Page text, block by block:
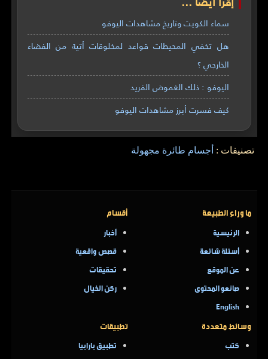
سماء الكويت وتاريخ مشاهدات اليوفو
هل تخفي المحيطات قواعد لمخلوقات أتية من الفضاء
الخارجي ؟
اليوفو : ذلك الغموض الفريد
كيف فسرت أبرز مشاهدات اليوفو
تصنيفات : أجسام طائرة مجهولة
ما وراء الطبيعة
الرئيسية
أسئلة شائعة
عن الموقع
صانعو المحتوى
English
أقسام
أخبار
قصص واقعية
تحقيقات
ركن الخيال
وسائط متعددة
كتب
تطبيقات
تطبيق بارابيا